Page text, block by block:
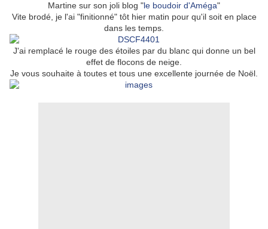
Martine sur son joli blog "le boudoir d'Améga"
Vite brodé, je l'ai "finitionné" tôt hier matin pour qu'il soit en place
dans les temps.
J'ai remplacé le rouge des étoiles par du blanc qui donne un bel
effet de flocons de neige.
Je vous souhaite à toutes et tous une excellente journée de Noël.